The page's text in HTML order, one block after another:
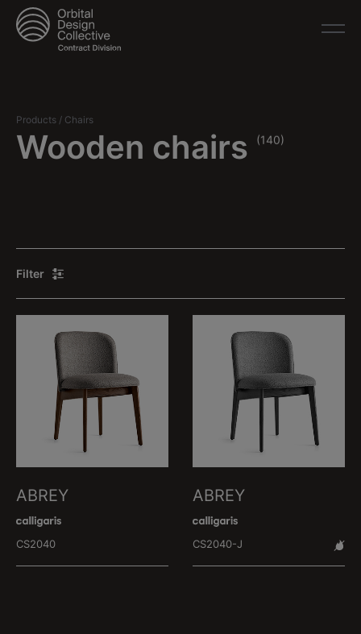
Products / Chairs
Wooden chairs (140)
Filter
ABREY
CS2040
ABREY
CS2040-J